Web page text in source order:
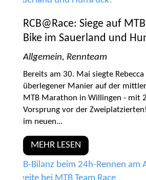
RCB@Race: Siege auf
Bike im Sauerland und
Allgemein, Rennteam
Bereits am 30. Mai siegte
überlegener Manier auf der
MTB Marathon in Willingen - mit
Vorsprung vor der
im neuen...
MEHR LESEN